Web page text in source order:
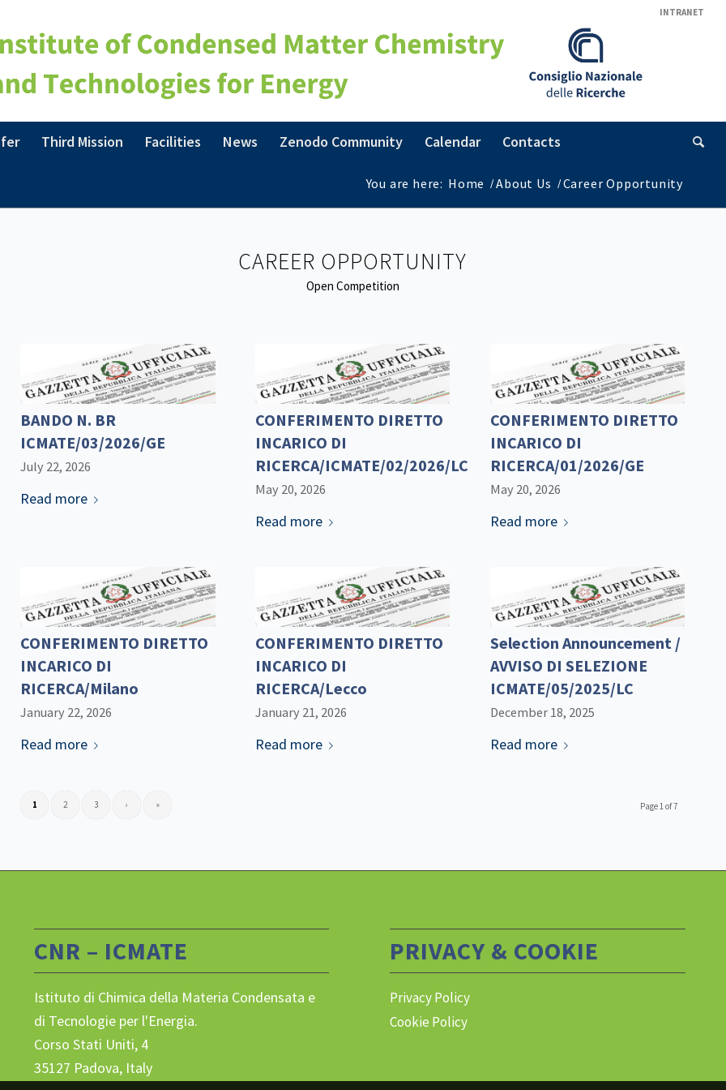
INTRANET
Third Mission Facilities News Zenodo Community Calendar Contacts
You are here: Home /About Us /Career Opportunity
CAREER OPPORTUNITY
Open Competition
BANDO N. BR
ICMATE/03/2026/GE
July 22, 2026
Read more
CONFERIMENTO DIRETTO
INCARICO DI
RICERCA/ICMATE/02/2026/LC
May 20, 2026
Read more
CONFERIMENTO DIRETTO
INCARICO DI
RICERCA/01/2026/GE
May 20, 2026
Read more
CONFERIMENTO DIRETTO
INCARICO DI
RICERCA/Milano
January 22, 2026
Read more
CONFERIMENTO DIRETTO
INCARICO DI
RICERCA/Lecco
January 21, 2026
Read more
Selection Announcement /
AVVISO DI SELEZIONE
ICMATE/05/2025/LC
December 18, 2025
Read more
Page 1 of 7
1 2 3 › »
CNR – ICMATE
Istituto di Chimica della Materia Condensata e
di Tecnologie per l'Energia.
Corso Stati Uniti, 4
35127 Padova, Italy
PRIVACY & COOKIE
Privacy Policy
Cookie Policy